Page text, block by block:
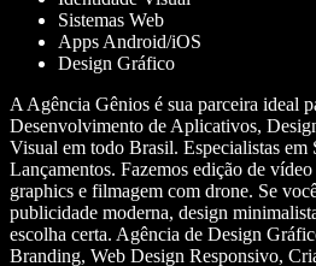
Sistemas Web
Apps Android/iOS
Design Gráfico
A Agência Gênios é sua parceira ideal
Desenvolvimento de Aplicativos,
Visual em todo Brasil. Especialistas
Lançamentos. Fazemos edição de
graphics e filmagem com drone. Se
publicidade moderna, design
escolha certa. Agência de Design
Branding, Web Design Responsivo,